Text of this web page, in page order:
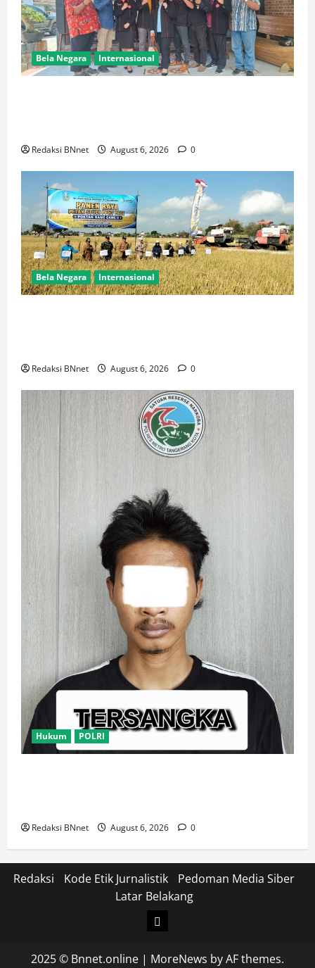
Bela Negara Internasional
Redaksi BNnet August 6, 2026 0
Bela Negara Internasional
Redaksi BNnet August 6, 2026 0
Hukum POLRI
Redaksi BNnet August 6, 2026 0
Redaksi Kode Etik Jurnalistik
Pedoman Media Siber
Latar Belakang
Login
2025 © Bnnet.online | MoreNews by AF themes.